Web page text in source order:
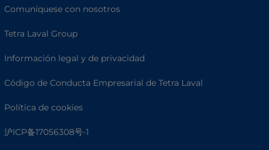
Comuníquese con nosotros
Tetra Laval Group
Información legal y de privacidad
Código de Conducta Empresarial de Tetra Laval
Política de cookies
沪ICP备17056308号-1